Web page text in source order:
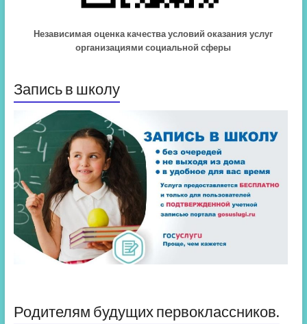
Независимая оценка качества условий оказания услуг
организациями социальной сферы
Запись в школу
Родителям будущих первоклассников.